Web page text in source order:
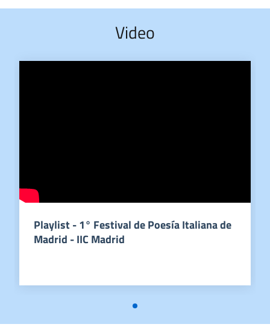
Video
Playlist - 1° Festival de Poesía Italiana de
Madrid - IIC Madrid